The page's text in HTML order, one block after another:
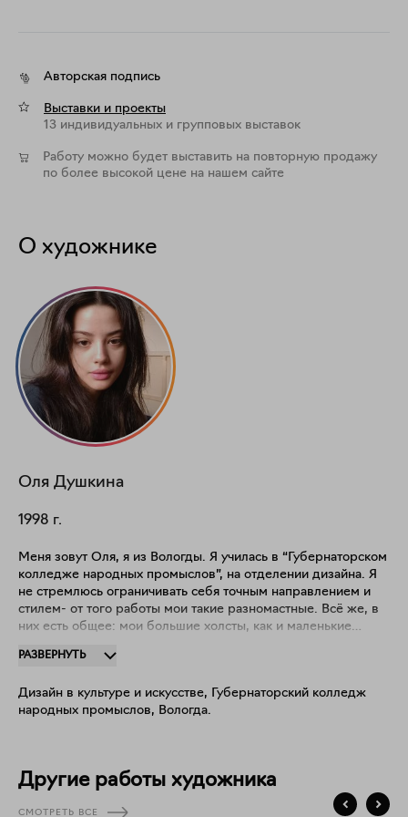
Авторская подпись
Выставки и проекты
13 индивидуальных и групповых выставок
Работу можно будет выставить на повторную продажу
по более высокой цене на нашем сайте
О художнике
Оля Душкина
1998 г.
Меня зовут Оля, я из Вологды. Я училась в “Губернаторском
колледже народных промыслов”, на отделении дизайна. Я
не стремлюсь ограничивать себя точным направлением и
стилем- от того работы мои такие разномастные. Всё же, в
них есть общее: мои большие холсты, как и маленькие
нахождения в мире. Я рассчитываю на свою эмпатию как на
существования, а так же- как на главную ценность всех моих
работ. Моё творчество- это сожаление ко всему подряд. К
выбираю для своего искусства уединённость в создаваемом
и процессе создания. Я наблюдаю своим искусством и
РАЗВЕРНУТЬ
Дизайн в культуре и искусстве, Губернаторский колледж
народных промыслов, Вологда.
Другие работы художника
СМОТРЕТЬ ВСЕ